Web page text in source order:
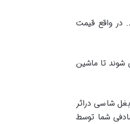
در واقع قیمت
تا ماشین
شاسی دراثر
شما توسط